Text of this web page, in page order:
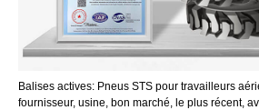
Balises actives: Pneus STS pour travailleurs
fournisseur, usine, bon marché, le plus récent,